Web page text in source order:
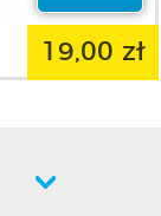
19,00 zł